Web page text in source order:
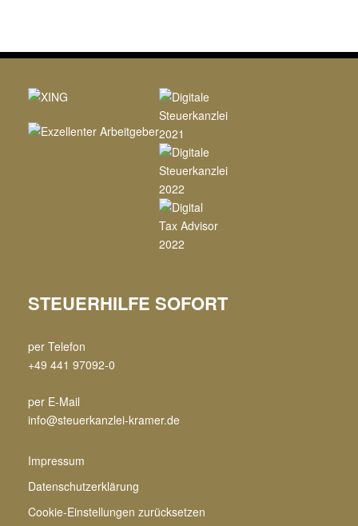
STEUERHILFE SOFORT
per Telefon
+49 441 97092-0
per E-Mail
info@steuerkanzlei-kramer.de
Impressum
Datenschutzerklärung
Cookie-Einstellungen zurücksetzen